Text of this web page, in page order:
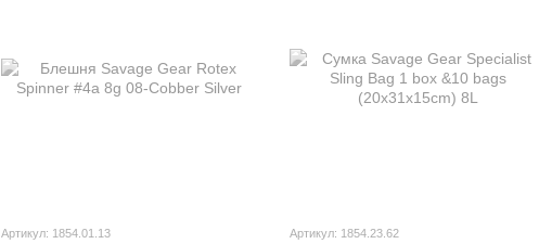
Артикул: 1854.01.13 Артикул: 1854.23.62